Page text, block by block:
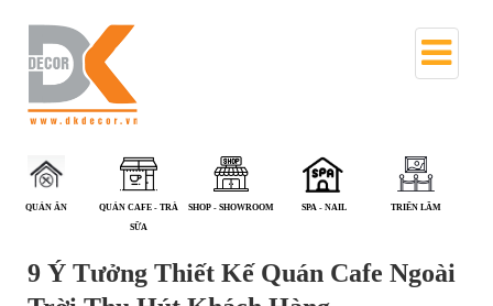
QUÁN CAFE - TRÀ
SHOP - SHOWROOM SPA - NAIL TRIỂN LÃM VĂN PHÒNG
9 Ý Tưởng Thiết Kế Quán Cafe Ngoài